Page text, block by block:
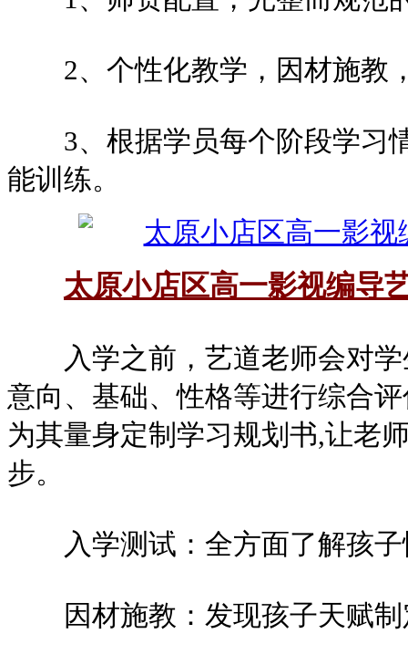
2、个性化教学，因材施教
3、根据学员每个阶段学习
能训练。
太原小店区高一影视编导
入学之前，艺道老师会对学
意向、基础、性格等进行综合
为其量身定制学习规划书,让老
步。
入学测试：全方面了解孩子
因材施教：发现孩子天赋制